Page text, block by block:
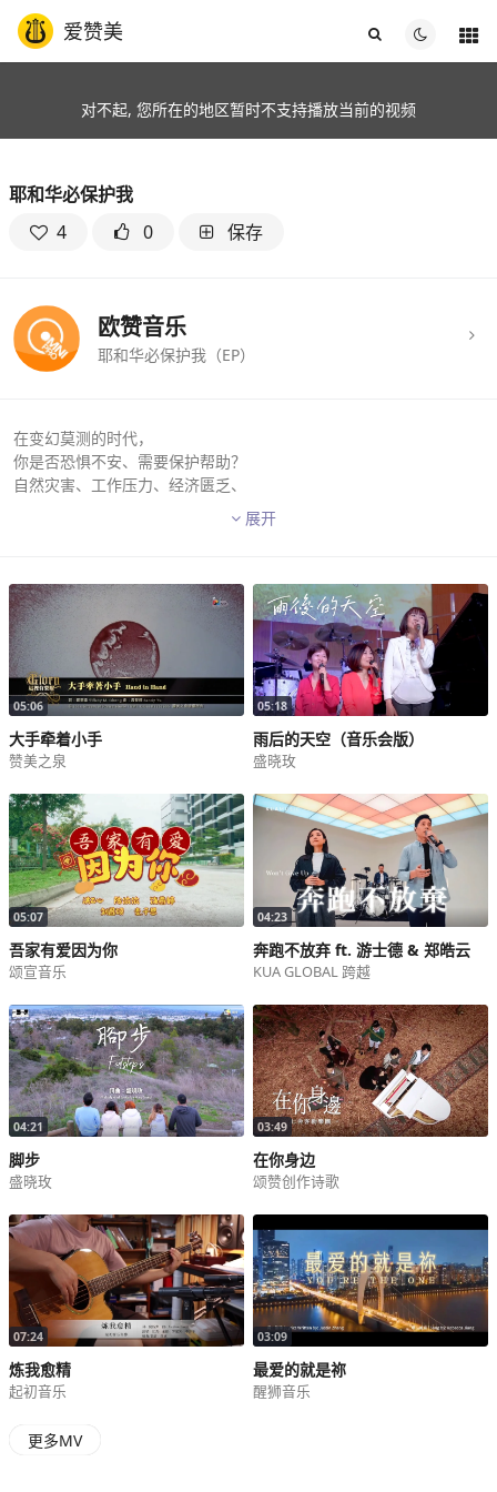
爱赞美
对不起, 您所在的地区暂时不支持播放当前的视频
耶和华必保护我
4 0 保存
欧赞音乐
耶和华必保护我（EP）
在变幻莫测的时代，
你是否恐惧不安、需要保护帮助？
自然灾害、工作压力、经济匮乏、
人际关系、未来迷惘、焦虑不安...
白天晚上，祂荫庇我们，免受灾害、免危险。
这支MV以诗篇121篇为灵感，
结合冷色调与流畅镜头，
音乐与歌词巧妙融合，彷彿天籁抚慰心灵。
画面展现冷静诗意，与活泼敬拜者展现热情；
反映着现实生活中冷酷环境下，
倚靠神的信心与生命力。
无论你身在何方，面对何挑战，
「耶和华必保护我」将带给你勇气和力量。
领受这首歌的祝福与应许，
感受耶和华的保护与安慰，
让心灵绽放于希望光芒中！
【耶和华必保护我】
词曲：张淑婷 Mirtha Febiana
我要向高山举目 我的帮助从何来
我的帮助 从耶和华而来
他创造天地 Yes Amen!
他掌管一切 是我随时的帮助
他必不让我脚动摇 祂的翅膀遮盖我
我主不打盹 我主不睡着
他是保守看顾我的主
在他里面我得平安
白日太阳不伤我
夜间月亮不害我
耶和华必保护我
主唱：褟美恩
展开
05:06
大手牵着小手
赞美之泉
05:18
雨后的天空（音乐会版）
盛晓玫
05:07
吾家有爱因为你
颂宣音乐
04:23
奔跑不放弃 ft. 游士德 & 郑皓云
KUA GLOBAL 跨越
04:21
脚步
盛晓玫
03:49
在你身边
颂赞创作诗歌
07:24
炼我愈精
起初音乐
03:09
最爱的就是祢
醒狮音乐
更多MV